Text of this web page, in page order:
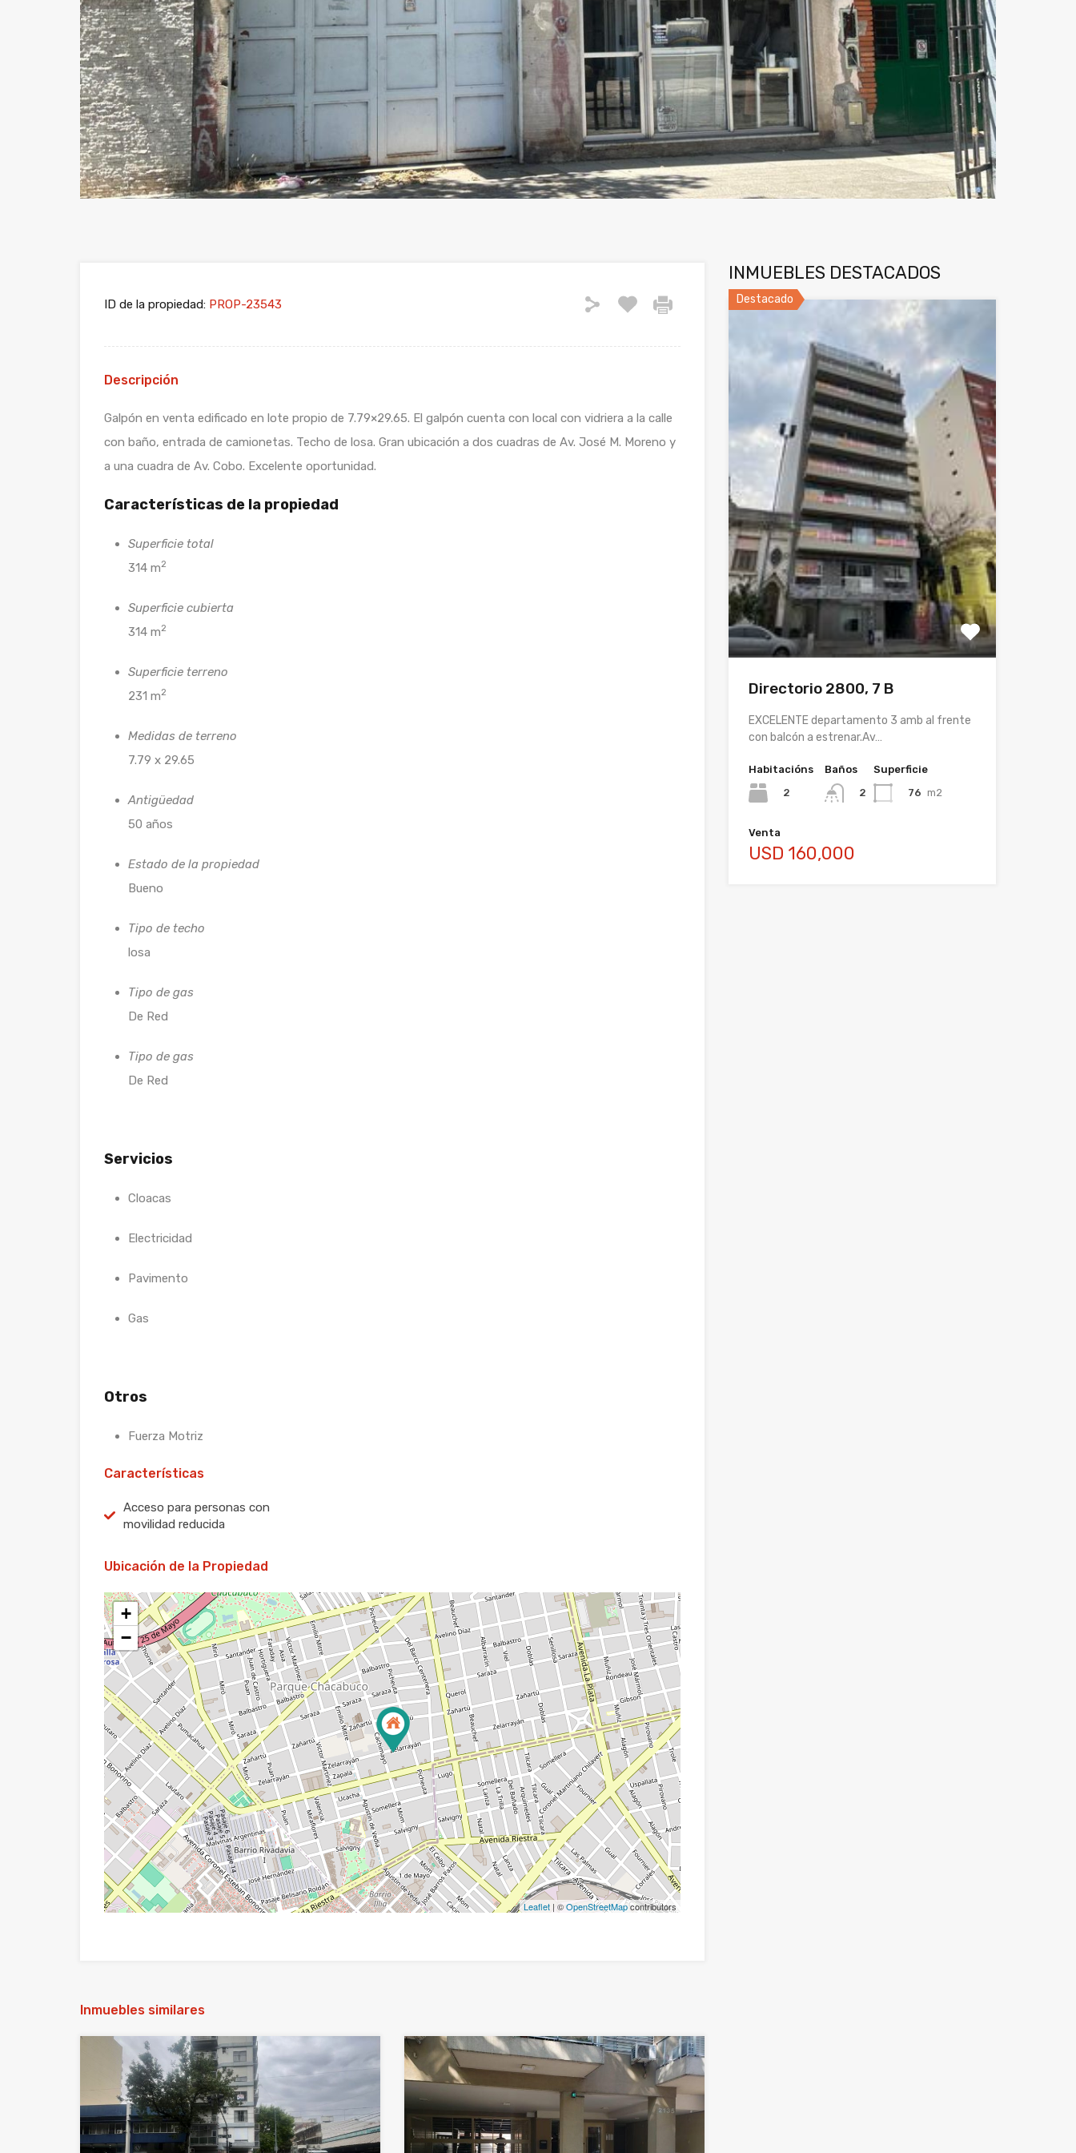
ID de la propiedad: PROP-23543
Descripción
Galpón en venta edificado en lote propio de 7.79×29.65. El galpón cuenta con local con vidriera a la calle
con baño, entrada de camionetas. Techo de losa. Gran ubicación a dos cuadras de Av. José M. Moreno y
a una cuadra de Av. Cobo. Excelente oportunidad.
Características de la propiedad
Superficie total
314 m2
Superficie cubierta
314 m2
Superficie terreno
231 m2
Medidas de terreno
7.79 x 29.65
Antigüedad
50 años
Estado de la propiedad
Bueno
Tipo de techo
losa
Tipo de gas
De Red
Tipo de gas
De Red
Servicios
Cloacas
Electricidad
Pavimento
Gas
Otros
Fuerza Motriz
Características
Acceso para personas con
movilidad reducida
Ubicación de la Propiedad
+
−
Leaflet| ©OpenStreetMapcontributors
Inmuebles similares
INMUEBLES DESTACADOS
Destacado
Directorio 2800, 7 B
EXCELENTE departamento 3 amb al frente
con balcón a estrenar.Av…
Habitacións
2
Baños
2
Superficie
76 m2
Venta
USD 160,000